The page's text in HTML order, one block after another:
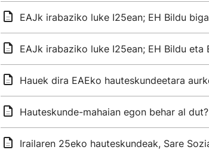
EAJk irabaziko luke I25ean; EH Bildu
EAJk irabaziko luke I25ean; EH Bildu eta
Hauek dira EAEko hauteskundeetara
Hauteskunde-mahaian egon behar al dut?
Irailaren 25eko hauteskundeak, Sare